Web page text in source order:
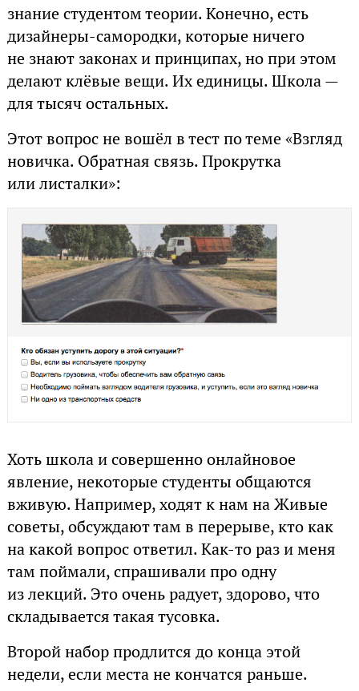
знание студентом теории. Конечно, есть
дизайнеры-самородки, которые ничего
не знают законах и принципах, но при этом
делают клёвые вещи. Их единицы. Школа —
для тысяч остальных.
Этот вопрос не вошёл в тест по теме «Взгляд
новичка. Обратная связь. Прокрутка
или листалки»:
Хоть школа и совершенно онлайновое
явление, некоторые студенты общаются
вживую. Например, ходят к нам на Живые
советы, обсуждают там в перерыве, кто как
на какой вопрос ответил. Как-то раз и меня
там поймали, спрашивали про одну
из лекций. Это очень радует, здорово, что
складывается такая тусовка.
Второй набор продлится до конца этой
недели, если места не кончатся раньше.